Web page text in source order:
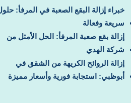
خبراء إزالة البقع الصعبة في المرفأ:
سريعة وفعالة
إزالة بقع صعبة المرفأ: الحل الأمثل من
شركة الهدي
إزالة الروائح الكريهة من الشقق في
أبوظبي: استجابة فورية وأسعار مميزة